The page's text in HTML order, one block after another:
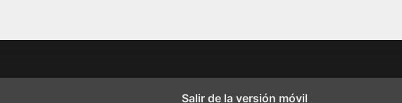
Salir de la versión móvil